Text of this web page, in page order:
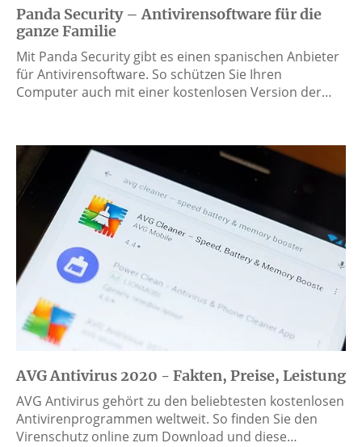
Panda Security – Antivirensoftware für die
ganze Familie
Mit Panda Security gibt es einen spanischen Anbieter
für Antivirensoftware. So schützen Sie Ihren
Computer auch mit einer kostenlosen Version der…
AVG Antivirus 2020 - Fakten, Preise, Leistung
AVG Antivirus gehört zu den beliebtesten kostenlosen
Antivirenprogrammen weltweit. So finden Sie den
Virenschutz online zum Download und diese…